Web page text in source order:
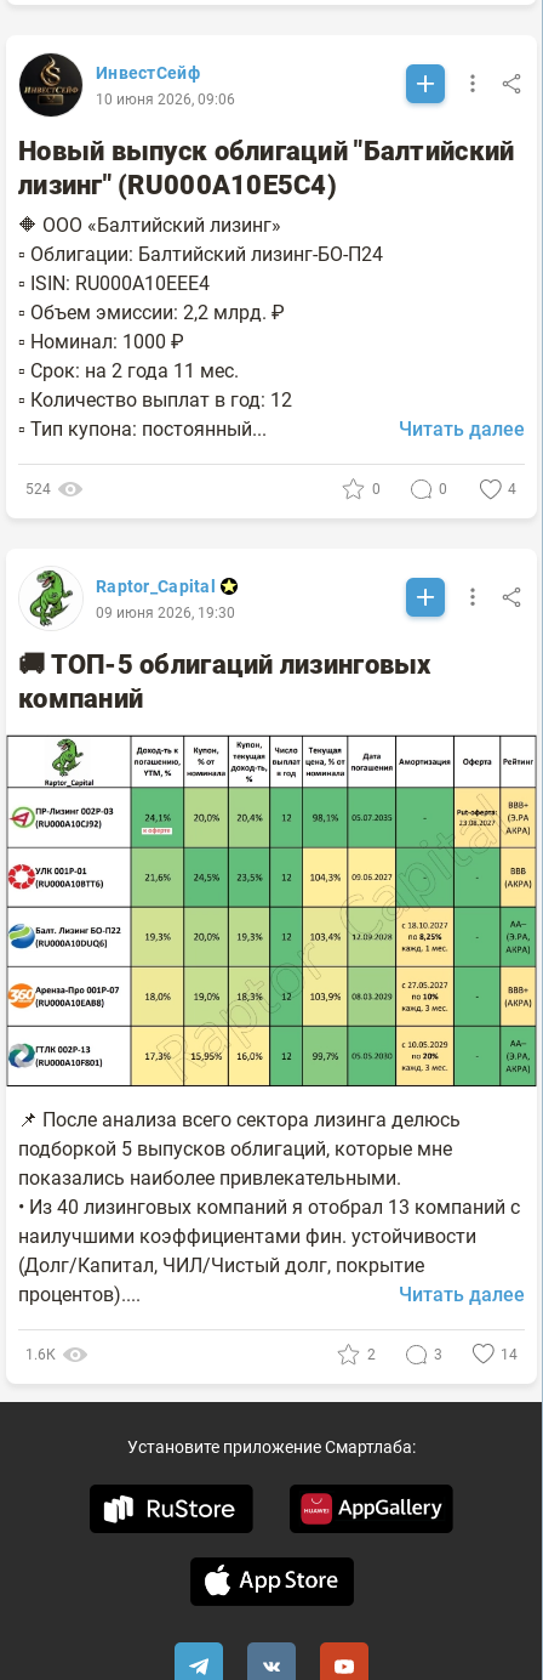
ИнвестСейф
10 июня 2026, 09:06
Новый выпуск облигаций "Балтийский
лизинг" (RU000A10E5C4)
🔶 ООО «Балтийский лизинг»
▫️ Облигации: Балтийский лизинг-БО-П24
▫️ ISIN: RU000A10EEE4
▫️ Объем эмиссии: 2,2 млрд. ₽
▫️ Номинал: 1000 ₽
▫️ Срок: на 2 года 11 мес.
▫️ Количество выплат в год: 12
▫️ Тип купона: постоянный...
Читать далее
524 0 0 4
Raptor_Capital
09 июня 2026, 19:30
🚚 ТОП-5 облигаций лизинговых
компаний
📌 После анализа всего сектора лизинга делюсь
подборкой 5 выпусков облигаций, которые мне
показались наиболее привлекательными.
• Из 40 лизинговых компаний я отобрал 13 компаний с
наилучшими коэффициентами фин. устойчивости
(Долг/Капитал, ЧИЛ/Чистый долг, покрытие
процентов)....
Читать далее
1.6К 2 3 14
Установите приложение Смартлаба: